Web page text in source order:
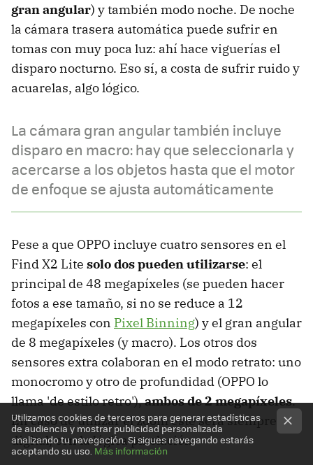
gran angular) y también modo noche. De noche
la cámara trasera automática puede sufrir en
tomas con muy poca luz: ahí hace viguerías el
disparo nocturno. Eso sí, a costa de sufrir ruido y
acuarelas, algo lógico.
La cámara gran angular también incluye
disparo en macro: hay que seleccionarla y
acercarse a los objetos hasta que el motor
de enfoque se ajusta automáticamente
Pese a que OPPO incluye cuatro sensores en el
Find X2 Lite solo dos pueden utilizarse: el
principal de 48 megapíxeles (se pueden hacer
fotos a ese tamaño, si no se reduce a 12
megapíxeles con Pixel Binning) y el gran angular
de 8 megapíxeles (y macro). Los otros dos
sensores extra colaboran en el modo retrato: uno
monocromo y otro de profundidad (OPPO lo
llama 'de estilo retro'),ambos de 2 megapíxeles.
En caso de utilizar el zoom este será siempre
digital, con la lógica pixelación.
Utilizamos cookies de terceros para generar estadísticas
de audiencia y mostrar publicidad personalizada
analizando tu navegación. Si sigues navegando estarás
aceptando su uso. Más información